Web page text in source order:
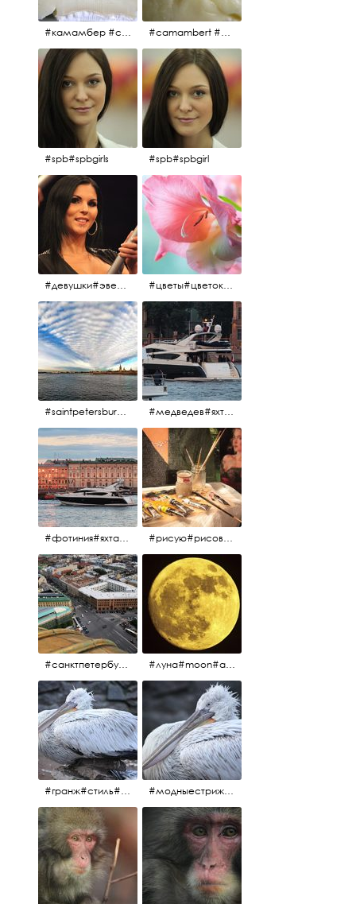
#камамбер #сыр #camambert #camambert #сыр#камамбер
#spb#spbgirls #spb#spbgirl
#девушки#эверласт#everlast#finland#southfinland#helsinki #цветы#цветок#нежность
#saintpetersburg #санктпетербург#нева#троицкиймост#питерскоеутро#петропавловскаякрепость #медведев#яхты#алыепаруса2023#белыеночи2013#санктпетербург #яхтафотиния#yacht#yachtphotinia
#фотиния#яхтафотиния#дмитриймедведев#медведев#яхта#алыепаруса2013#2013#алыепаруса #нева#санктпетербург #yachtphotinia#yacht #рисую#рисовать#краскихолстмасло#картина#холст#кисточки#палитра#художник#портрет#aplgallery
#санктпетербург #исаакиевскийсобор #исакий #луна#moon#апрельскаялуна#санктпетербург
#гранж#стиль#тренд#тренд2017 #модныестрижки#санктпетербург #пеликан #птицы#причёски #модныестрижки#стильныестрижки#причёски#зоопарк #пеликан#санктпетербург #причёскиподуше